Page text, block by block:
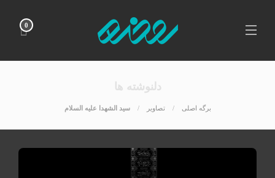
0
دلنوشته ها
برگه اصلی تصاوير سید الشهدا علیه السلام